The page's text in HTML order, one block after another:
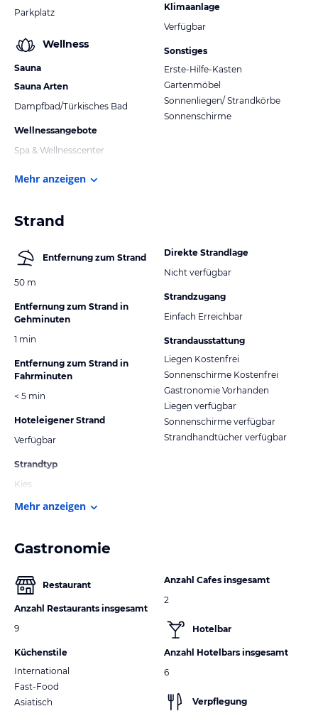
Parkplatz
Wellness
Sauna
Sauna Arten
Dampfbad/Türkisches Bad
Wellnessangebote
Spa & Wellnesscenter
Klimaanlage
Verfügbar
Sonstiges
Erste-Hilfe-Kasten
Gartenmöbel
Sonnenliegen/ Strandkörbe
Sonnenschirme
Mehr anzeigen
Strand
Entfernung zum Strand
50 m
Entfernung zum Strand in
Gehminuten
1 min
Entfernung zum Strand in
Fahrminuten
< 5 min
Hoteleigener Strand
Verfügbar
Strandtyp
Kies
Direkte Strandlage
Nicht verfügbar
Strandzugang
Einfach Erreichbar
Strandausstattung
Liegen Kostenfrei
Sonnenschirme Kostenfrei
Gastronomie Vorhanden
Liegen verfügbar
Sonnenschirme verfügbar
Strandhandtücher verfügbar
Mehr anzeigen
Gastronomie
Restaurant
Anzahl Restaurants insgesamt
9
Küchenstile
International
Fast-Food
Asiatisch
Anzahl Cafes insgesamt
2
Hotelbar
Anzahl Hotelbars insgesamt
6
Verpflegung